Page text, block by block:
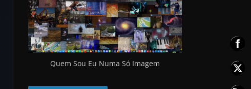
Quem Sou Eu Numa Só Imagem